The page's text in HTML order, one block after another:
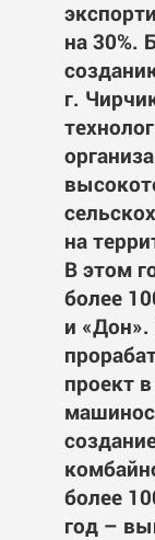
на 30%.
г.
на
В этом
более
и
проект
более
год –